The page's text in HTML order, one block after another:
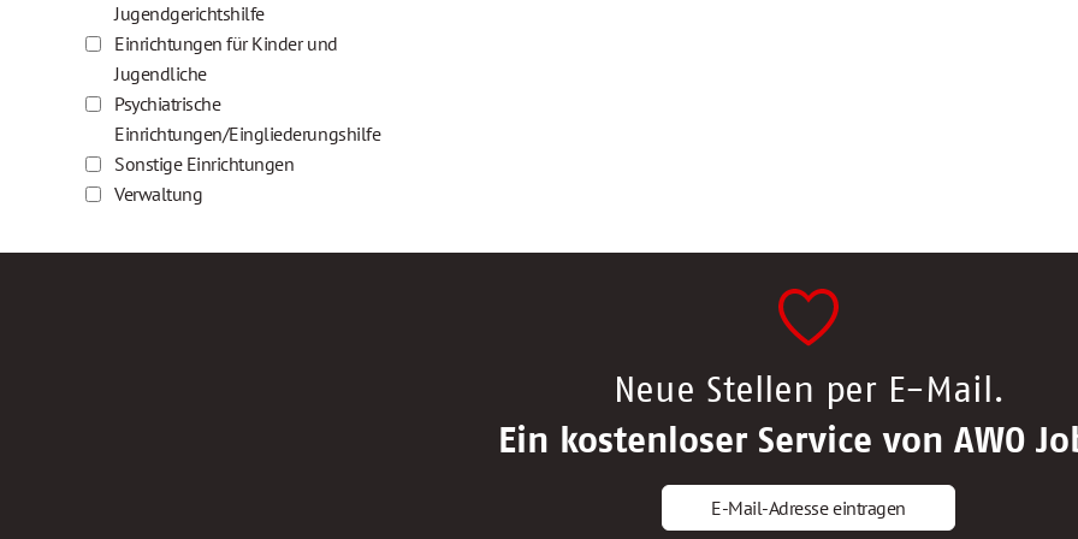
Jugendgerichtshilfe
Einrichtungen für Kinder und
Jugendliche
Psychiatrische
Einrichtungen/Eingliederungshilfe
Sonstige Einrichtungen
Verwaltung
Neue Stellen per E-Mail.
Ein kostenloser Service von AWO
E-Mail-Adresse eintragen